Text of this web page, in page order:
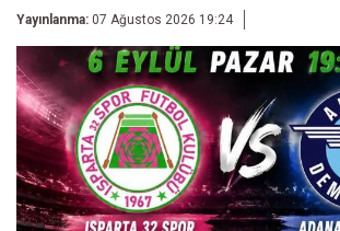
Yayınlanma: 07 Ağustos 2026 19:24